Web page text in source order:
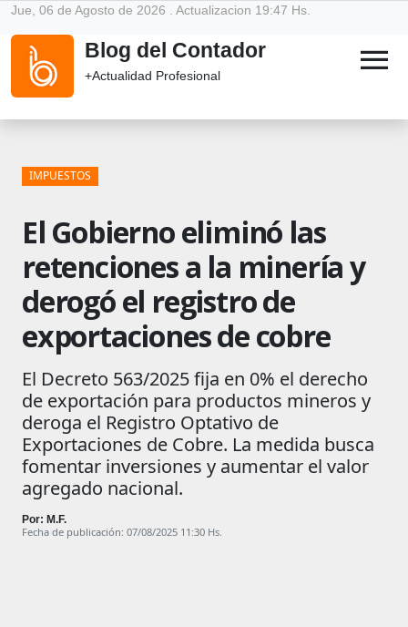
Jue, 06 de Agosto de 2026 . Actualizacion 19:47 Hs.
Blog del Contador
+Actualidad Profesional menu
IMPUESTOS
El Gobierno eliminó las
retenciones a la minería y
derogó el registro de
exportaciones de cobre
El Decreto 563/2025 fija en 0% el derecho
de exportación para productos mineros y
deroga el Registro Optativo de
Exportaciones de Cobre. La medida busca
fomentar inversiones y aumentar el valor
agregado nacional.
Por: M.F.
Fecha de publicación: 07/08/2025 11:30 Hs.